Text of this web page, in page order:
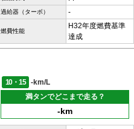
過給器（ターボ） -
燃費性能
H32年度燃費基準
達成
10・15
-km/L
満タンでどこまで走る？
-km